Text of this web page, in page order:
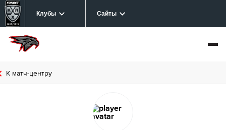
Клубы Сайты
К матч-центру